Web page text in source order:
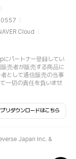
0557
Cloud
パートナー登録してい
売者が販売する商品に
として通信販売の当事
一切の責任を負いませ
プリダウンロードはこちら
Japan Inc. &